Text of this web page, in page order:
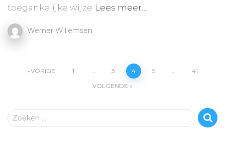
toegankelijke wijze Lees meer…
Werner Willemsen
Berichten
VORIGE 1 3 4 5
41
VOLGENDE
Z Zoeken …